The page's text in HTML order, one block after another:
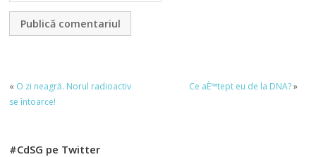
« O zi neagră. Norul radioactiv
se întoarce!
Ce aÈ™tept eu de la DNA?»
#CdSG pe Twitter